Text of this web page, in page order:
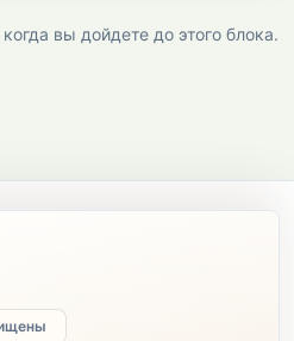
вы дойдете до этого блока.